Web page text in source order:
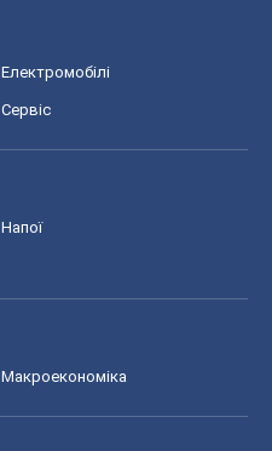
Електромобілі
Сервіс
Напої
Макроекономіка